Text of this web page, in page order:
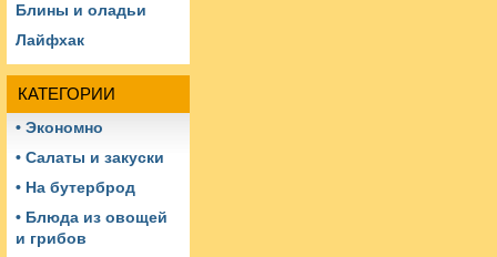
Блины и оладьи
Лайфхак
КАТЕГОРИИ
• Экономно
• Салаты и закуски
• На бутерброд
• Блюда из овощей
и грибов